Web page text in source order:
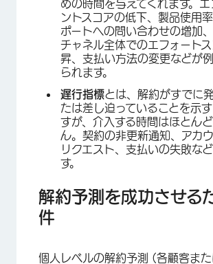
めの時間を与えてくれます。エ
ントスコアの低下、製品使用
ポートへの問い合わせの増加
チャネル全体でのエフォート
昇、支払い方法の変更などが
られます。
遅行指標とは、解約がすでに
たは差し迫っていることを示
すが、介入する時間はほとん
ん。契約の非更新通知、アカ
リクエスト、支払いの失敗な
す。
解約予測を成功させる
件
個人レベルの解約予測 (各顧客ま